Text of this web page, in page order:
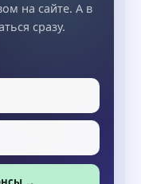
на сайте. А в
сразу.